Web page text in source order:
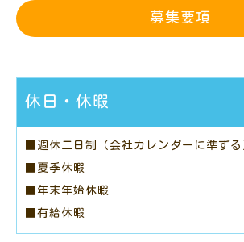
募集要項
休日・休暇
■週休二日制（会社カレンダーに準ずる
■夏季休暇
■年末年始休暇
■有給休暇